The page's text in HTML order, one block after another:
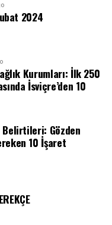
2024
Kurumları: İlk 250
İsviçre’den 10
Belirtileri: Gözden
10 İşaret